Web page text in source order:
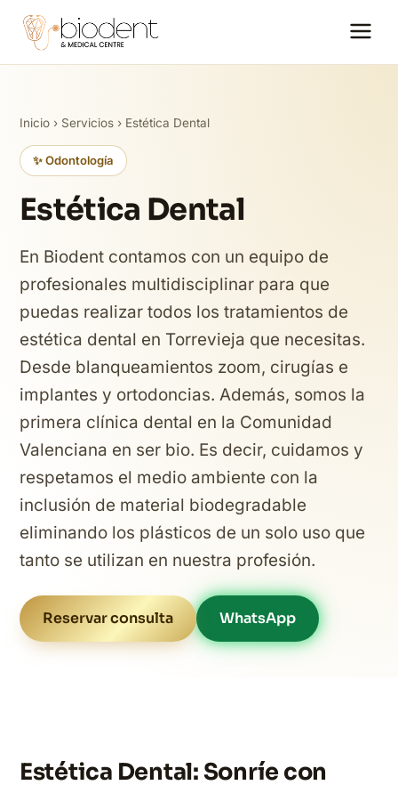
Inicio › Servicios › Estética Dental
✨ Odontología
Estética Dental
En Biodent contamos con un equipo de
profesionales multidisciplinar para que
puedas realizar todos los tratamientos de
estética dental en Torrevieja que necesitas.
Desde blanqueamientos zoom, cirugías e
implantes y ortodoncias. Además, somos la
primera clínica dental en la Comunidad
Valenciana en ser bio. Es decir, cuidamos y
respetamos el medio ambiente con la
inclusión de material biodegradable
eliminando los plásticos de un solo uso que
tanto se utilizan en nuestra profesión.
Reservar consulta WhatsApp
Estética Dental: Sonríe con